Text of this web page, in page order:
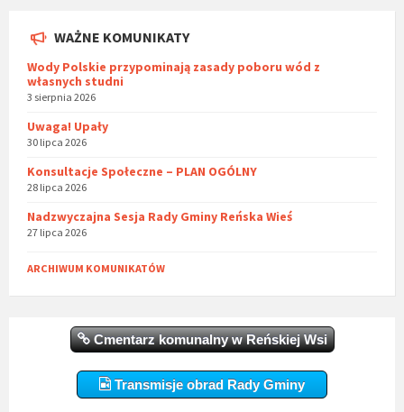
WAŻNE KOMUNIKATY
Wody Polskie przypominają zasady poboru wód z
własnych studni
3 sierpnia 2026
Uwaga! Upały
30 lipca 2026
Konsultacje Społeczne – PLAN OGÓLNY
28 lipca 2026
Nadzwyczajna Sesja Rady Gminy Reńska Wieś
27 lipca 2026
ARCHIWUM KOMUNIKATÓW
Cmentarz komunalny w Reńskiej Wsi
Transmisje obrad Rady Gminy